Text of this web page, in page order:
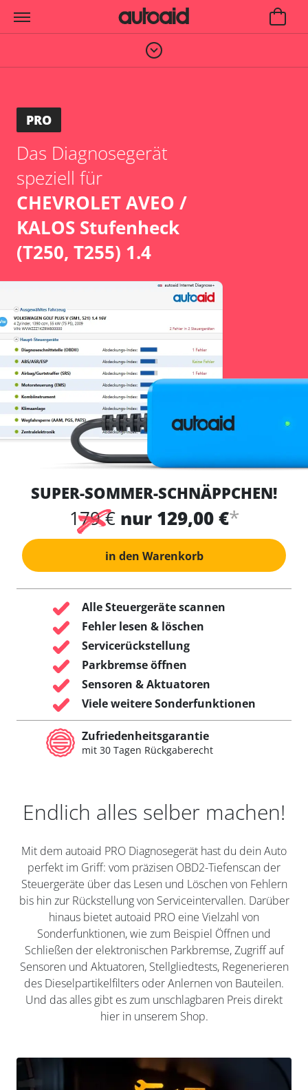
PRO
Das Diagnosegerät
speziell für
CHEVROLET AVEO /
KALOS Stufenheck
(T250, T255) 1.4
SUPER-SOMMER-SCHNÄPPCHEN!
179 € nur 129,00 €*
in den Warenkorb
Alle Steuergeräte scannen
Fehler lesen & löschen
Servicerückstellung
Parkbremse öffnen
Sensoren & Aktuatoren
Viele weitere Sonderfunktionen
Zufriedenheitsgarantie
mit 30 Tagen Rückgaberecht
Endlich alles selber machen!
Mit dem autoaid PRO Diagnosegerät hast du dein Auto
perfekt im Griff: vom präzisen OBD2-Tiefenscan der
Steuergeräte über das Lesen und Löschen von Fehlern
bis hin zur Rückstellung von Serviceintervallen. Darüber
hinaus bietet autoaid PRO eine Vielzahl von
Sonderfunktionen, wie zum Beispiel Öffnen und
Schließen der elektronischen Parkbremse, Zugriff auf
Sensoren und Aktuatoren, Stellgliedtests, Regenerieren
des Dieselpartikelfilters oder Anlernen von Bauteilen.
Und das alles gibt es zum unschlagbaren Preis direkt
hier in unserem Shop.